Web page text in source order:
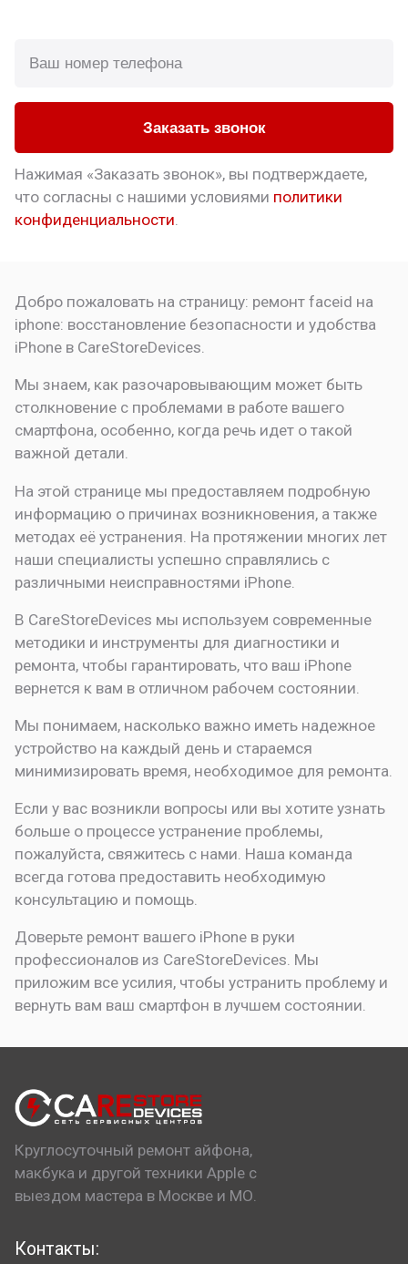
Заказать звонок
Нажимая «Заказать звонок», вы подтверждаете,
что согласны с нашими условиями политики
конфиденциальности.
Добро пожаловать на страницу: ремонт faceid на
iphone: восстановление безопасности и удобства
iPhone в CareStoreDevices.
Мы знаем, как разочаровывающим может быть
столкновение с проблемами в работе вашего
смартфона, особенно, когда речь идет о такой
важной детали.
На этой странице мы предоставляем подробную
информацию о причинах возникновения, а также
методах её устранения. На протяжении многих лет
наши специалисты успешно справлялись с
различными неисправностями iPhone.
В CareStoreDevices мы используем современные
методики и инструменты для диагностики и
ремонта, чтобы гарантировать, что ваш iPhone
вернется к вам в отличном рабочем состоянии.
Мы понимаем, насколько важно иметь надежное
устройство на каждый день и стараемся
минимизировать время, необходимое для ремонта.
Если у вас возникли вопросы или вы хотите узнать
больше о процессе устранение проблемы,
пожалуйста, свяжитесь с нами. Наша команда
всегда готова предоставить необходимую
консультацию и помощь.
Доверьте ремонт вашего iPhone в руки
профессионалов из CareStoreDevices. Мы
приложим все усилия, чтобы устранить проблему и
вернуть вам ваш смартфон в лучшем состоянии.
Круглосуточный ремонт айфона,
макбука и другой техники Apple с
выездом мастера в Москве и МО.
Контакты: